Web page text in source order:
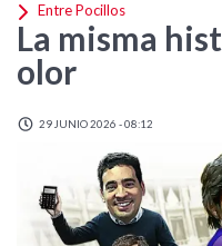
Entre Pocillos
La misma
olor
29 JUNIO 2026 - 08:12